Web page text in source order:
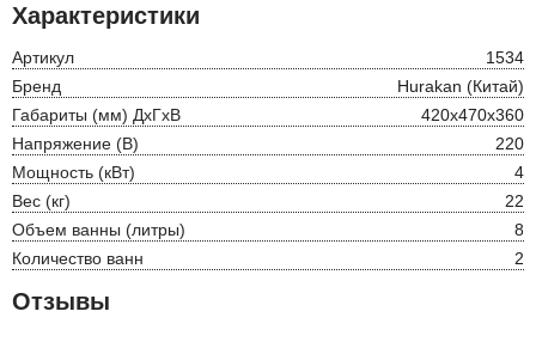
Характеристики
Артикул
1534
Бренд
Hurakan (Китай)
Габариты (мм) ДхГхВ
420х470х360
Напряжение (В)
220
Мощность (кВт)
4
Вес (кг)
22
Объем ванны (литры)
8
Количество ванн
2
Отзывы